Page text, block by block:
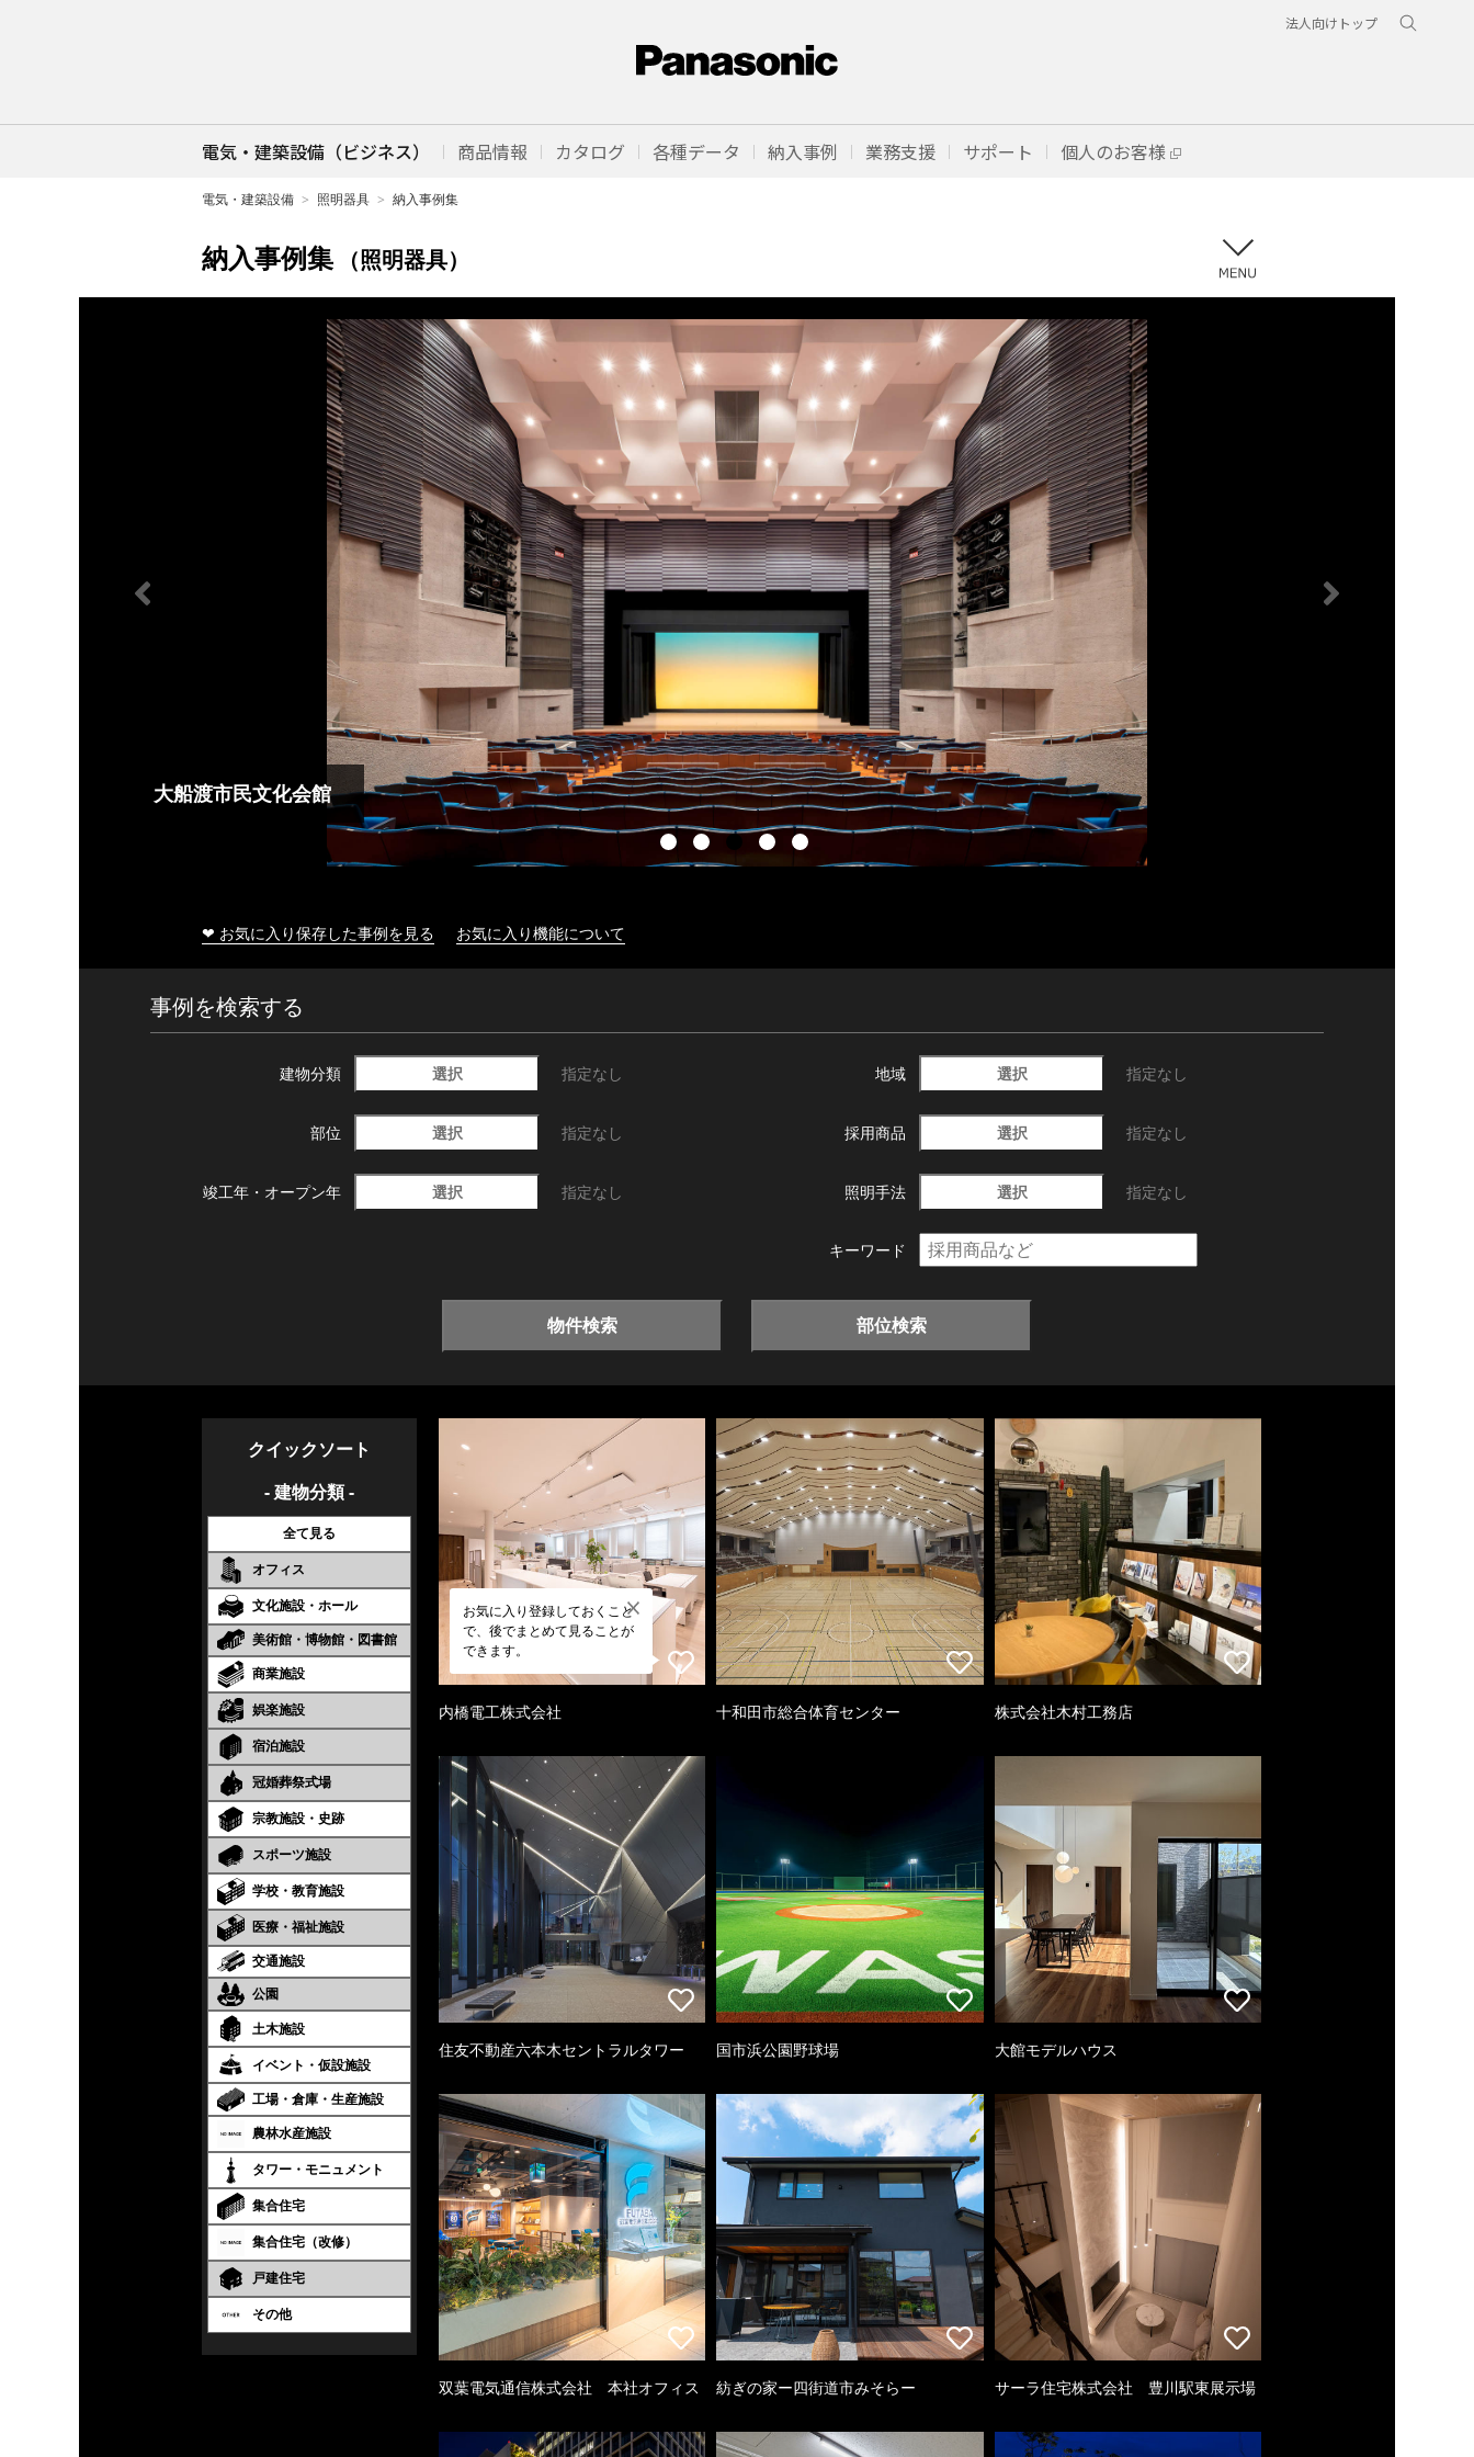
法人向けトップ
電気・建築設備（ビジネス） 商品情報 カタログ 各種データ 納入事例 業務支援 サポート 個人のお客様
電気・建築設備 照明器具 納入事例集
納入事例集 （照明器具）
大船渡市民文化会館
❤ お気に入り保存した事例を見る お気に入り機能について
事例を検索する
建物分類 選択 指定なし 地域 選択 指定なし
部位 選択 指定なし 採用商品 選択 指定なし
竣工年・ オープン年 選択 指定なし 照明手法 選択 指定なし
キーワード
物件検索 部位検索
クイックソート
- 建物分類 -
全て見る
オフィス
文化施設・ホール
美術館・博物館・図書館
商業施設
娯楽施設
宿泊施設
冠婚葬祭式場
宗教施設・史跡
スポーツ施設
学校・教育施設
医療・福祉施設
交通施設
公園
土木施設
イベント・仮設施設
工場・倉庫・生産施設
農林水産施設
タワー・モニュメント
集合住宅
集合住宅（改修）
戸建住宅
その他
お気に入り登録しておくこと
で、後でまとめて見ることが
できます。
内橋電工株式会社 十和田市総合体育センター 株式会社木村工務店
住友不動産六本木セントラルタワー 国市浜公園野球場 大館モデルハウス
双葉電気通信株式会社 本社オフィス 紡ぎの家ー四街道市みそらー サーラ住宅株式会社 豊川駅東展示場